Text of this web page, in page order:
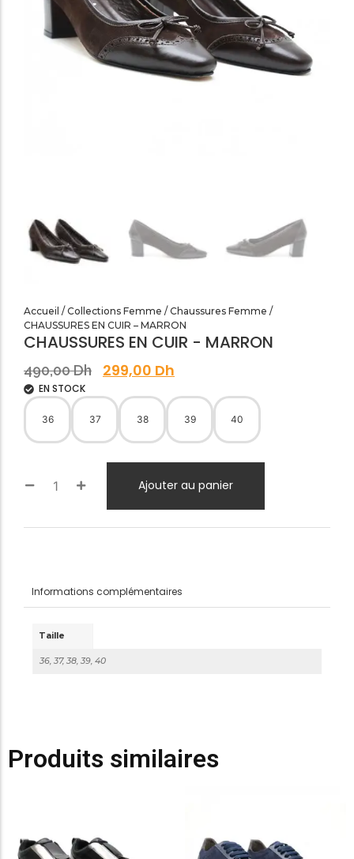
SANDALES PLATES & MEDICALES FEMME
SANDALES SOIRÉES FEMME
Accueil / Collections Femme / Chaussures Femme /
CHAUSSURES EN CUIR – MARRON
CHAUSSURES EN CUIR - MARRON
490,00Dh 299,00 Dh
EN STOCK
36 37 38 39 40
Ajouter au panier
Informations complémentaires
Taille
36, 37, 38, 39, 40
Produits similaires